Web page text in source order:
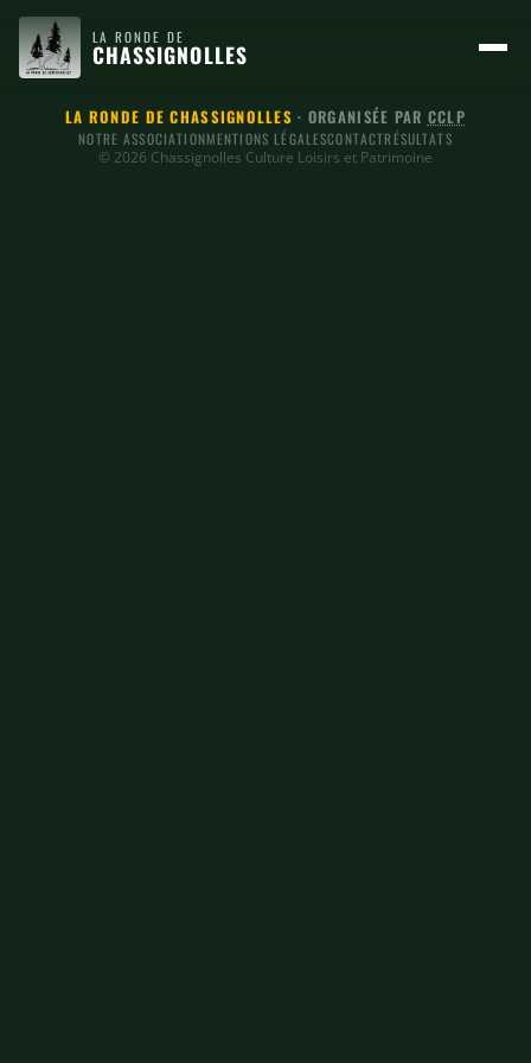
LA RONDE DE
CHASSIGNOLLES
LA RONDE DE CHASSIGNOLLES · ORGANISÉE PAR CCLP
NOTRE ASSOCIATIONMENTIONS LÉGALESCONTACTRÉSULTATS
© 2026 Chassignolles Culture Loisirs et Patrimoine